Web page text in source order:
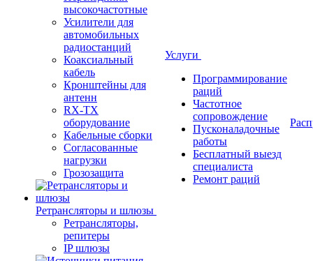
высокочастотные
Усилители для
автомобильных
радиостанций
Коаксиальный
кабель
Кронштейны для
антенн
RX-TX
оборудование
Кабельные сборки
Согласованные
нагрузки
Грозозащита
Ретрансляторы и шлюзы
Ретрансляторы,
репитеры
IP шлюзы
Услуги
Программирование
раций
Частотное
сопровождение
Пусконаладочные
работы
Бесплатный выезд
специалиста
Ремонт раций